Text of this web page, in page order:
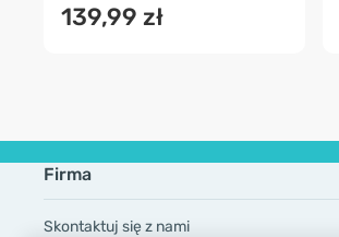
139,99 zł
Firma
Skontaktuj się z nami